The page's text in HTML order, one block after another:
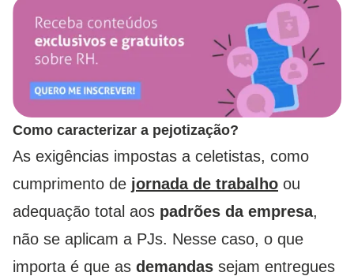
Como caracterizar a pejotização?
As exigências impostas a celetistas, como
cumprimento de jornada de trabalho ou
adequação total aos padrões da empresa,
não se aplicam a PJs. Nesse caso, o que
importa é que as demandas sejam entregues